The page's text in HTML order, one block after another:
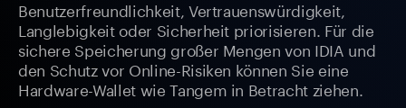
Benutzerfreundlichkeit, Vertrauenswürdigkeit,
Langlebigkeit oder Sicherheit priorisieren. Für die
sichere Speicherung großer Mengen von IDIA und
den Schutz vor Online-Risiken können Sie eine
Hardware-Wallet wie Tangem in Betracht ziehen.